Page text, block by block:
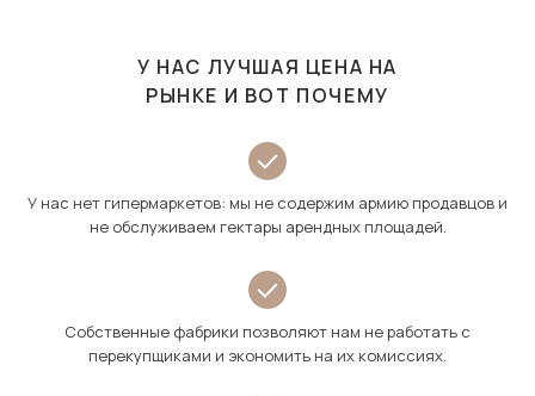
У НАС ЛУЧШАЯ ЦЕНА НА
РЫНКЕ И ВОТ ПОЧЕМУ
У нас нет гипермаркетов: мы не содержим армию продавцов и
не обслуживаем гектары арендных площадей.
Собственные фабрики позволяют нам не работать с
перекупщиками и экономить на их комиссиях.